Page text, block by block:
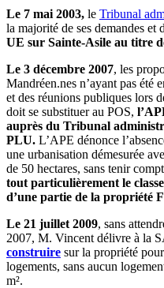
Le 7 mai 2003, le Tribunal
la majorité de ses demandes et
UE sur Sainte-Asile au titre
Le 3 décembre 2007, les
Mandréen.nes n’ayant pas été
et des réunions publiques lors
doit se substituer au POS,
auprès du Tribunal
PLU. L’APE dénonce
une urbanisation démesurée
de 50 hectares, sans tenir
tout particulièrement le
d’une partie de la propriété
Le 21 juillet 2009, sans
2007, M. Vincent délivre à la
construire sur la propriété
logements, sans aucun
m².